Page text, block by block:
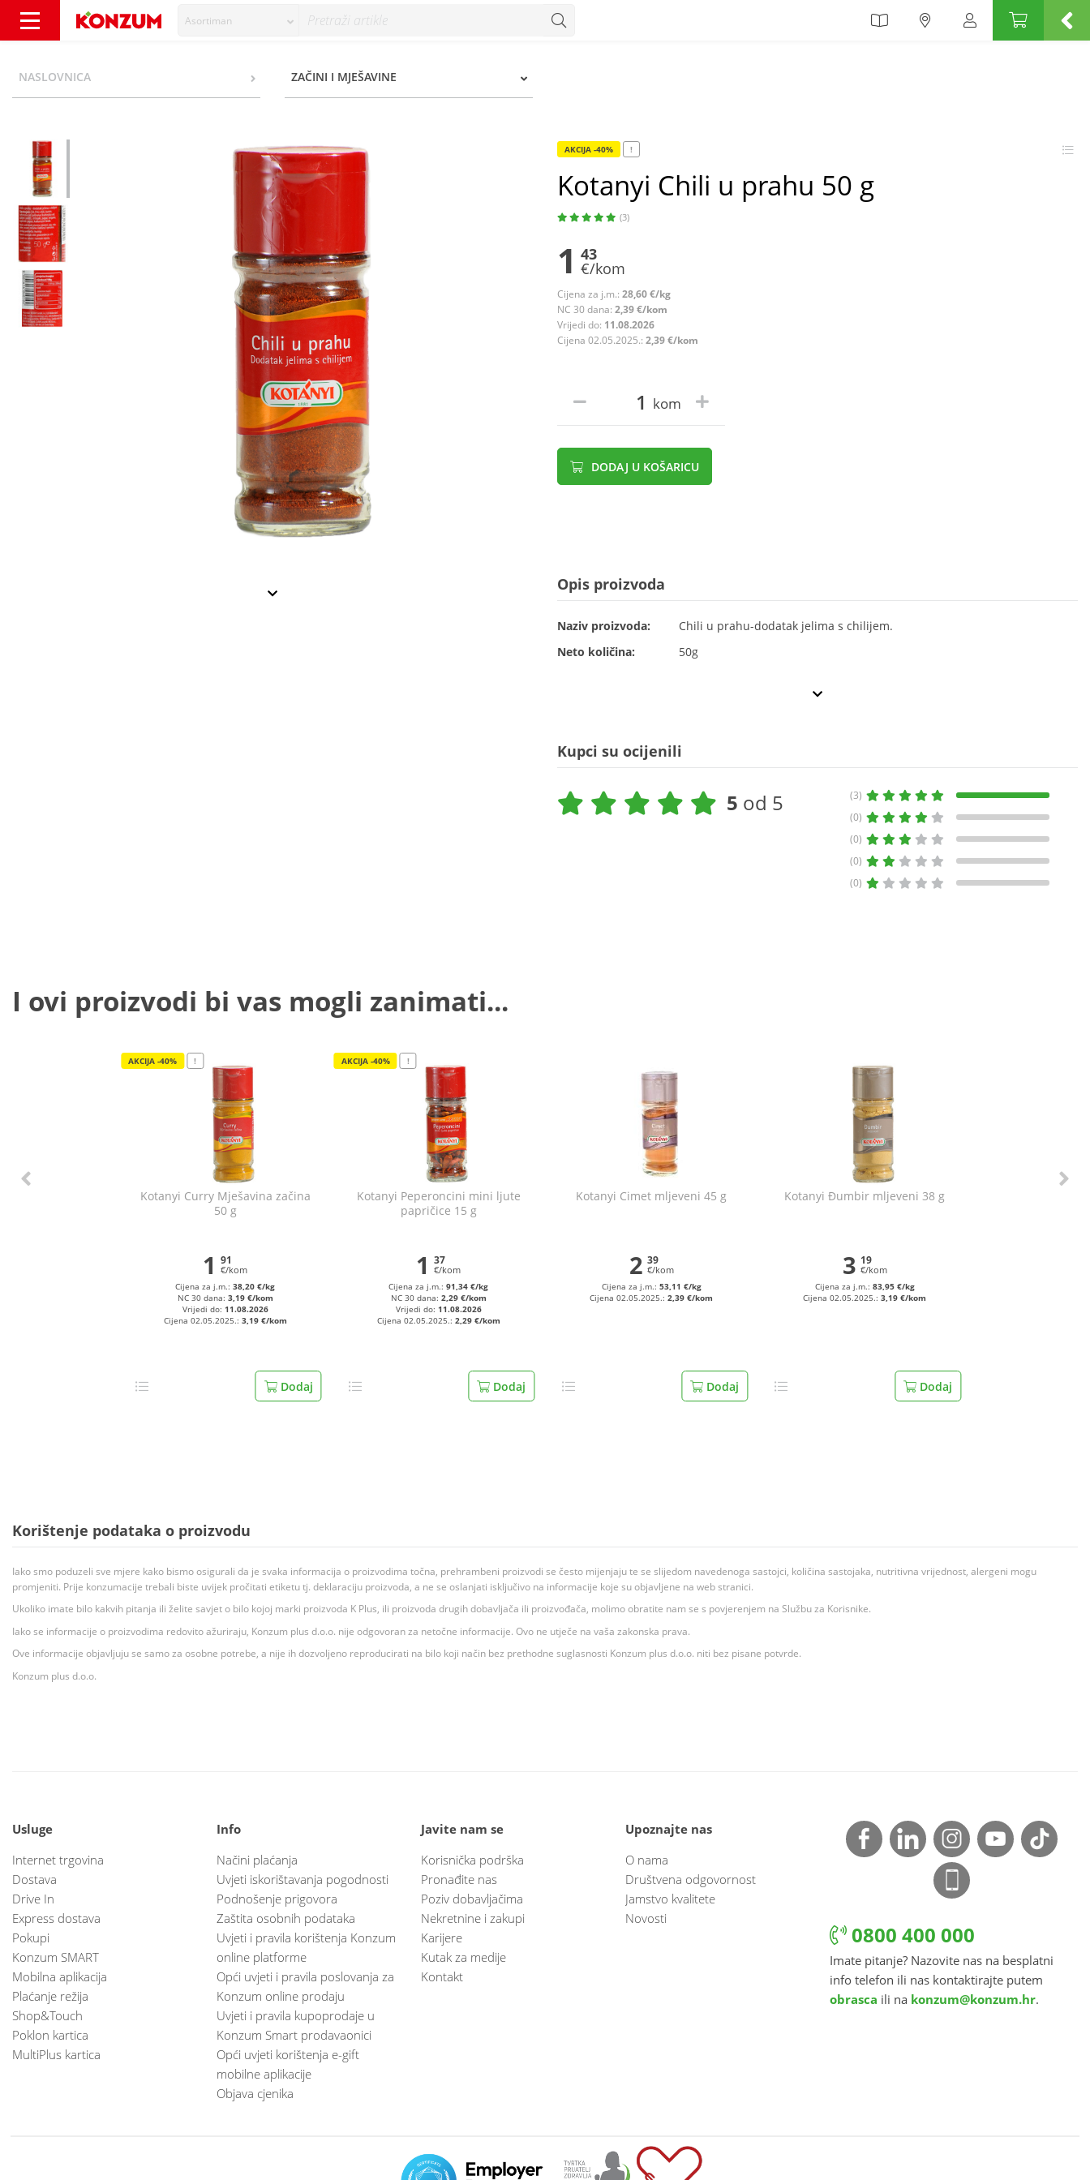
Asortiman
NASLOVNICA ZAČINI I MJEŠAVINE
AKCIJA -40% !
Kotanyi Chili u prahu 50 g
(3)
1 43
€/kom
Cijena za j.m.: 28,60 €/kg
NC 30 dana: 2,39 €/kom
Vrijedi do: 11.08.2026
Cijena 02.05.2025.: 2,39 €/kom
kom
DODAJ U KOŠARICU
Opis proizvoda
Naziv proizvoda:
Chili u prahu-dodatak jelima s chilijem.
Neto količina:
50g
Kupci su ocijenili
5 od 5
(3)
(0)
(0)
(0)
(0)
I ovi proizvodi bi vas mogli zanimati...
AKCIJA -40% !
Kotanyi Curry Mješavina začina
50 g
1 91
€/kom
Cijena za j.m.:38,20 €/kg
NC 30 dana: 3,19 €/kom
Vrijedi do: 11.08.2026
Cijena 02.05.2025.: 3,19 €/kom
Dodaj
AKCIJA -40% !
Kotanyi Peperoncini mini ljute
papričice 15 g
1 37
€/kom
Cijena za j.m.:91,34 €/kg
NC 30 dana: 2,29 €/kom
Vrijedi do: 11.08.2026
Cijena 02.05.2025.: 2,29 €/kom
Dodaj
Kotanyi Cimet mljeveni 45 g
2 39
€/kom
Cijena za j.m.: 53,11 €/kg
Cijena 02.05.2025.:2,39 €/kom
Dodaj
Kotanyi Đumbir mljeveni 38 g
3 19
€/kom
Cijena za j.m.: 83,95 €/kg
Cijena 02.05.2025.:3,19 €/kom
Dodaj
Korištenje podataka o proizvodu
Iako smo poduzeli sve mjere kako bismo osigurali da je svaka informacija o proizvodima točna, prehrambeni proizvodi se često mijenjaju te se slijedom navedenoga sastojci, količina sastojaka, nutritivna vrijednost, alergeni mogu
promjeniti. Prije konzumacije trebali biste uvijek pročitati etiketu tj. deklaraciju proizvoda, a ne se oslanjati isključivo na informacije koje su objavljene na web stranici.
Ukoliko imate bilo kakvih pitanja ili želite savjet o bilo kojoj marki proizvoda K Plus, ili proizvoda drugih dobavljača ili proizvođača, molimo obratite nam se s povjerenjem na Službu za Korisnike.
Iako se informacije o proizvodima redovito ažuriraju, Konzum plus d.o.o. nije odgovoran za netočne informacije. Ovo ne utječe na vaša zakonska prava.
Ove informacije objavljuju se samo za osobne potrebe, a nije ih dozvoljeno reproducirati na bilo koji način bez prethodne suglasnosti Konzum plus d.o.o. niti bez pisane potvrde.
Konzum plus d.o.o.
Usluge
Internet trgovina
Dostava
Drive In
Express dostava
Pokupi
Konzum SMART
Mobilna aplikacija
Plaćanje režija
Shop&Touch
Poklon kartica
MultiPlus kartica
Info
Načini plaćanja
Uvjeti iskorištavanja pogodnosti
Podnošenje prigovora
Zaštita osobnih podataka
Uvjeti i pravila korištenja Konzum
online platforme
Opći uvjeti i pravila poslovanja za
Konzum online prodaju
Uvjeti i pravila kupoprodaje u
Konzum Smart prodavaonici
Opći uvjeti korištenja e-gift
mobilne aplikacije
Objava cjenika
Javite nam se
Korisnička podrška
Pronađite nas
Poziv dobavljačima
Nekretnine i zakupi
Karijere
Kutak za medije
Kontakt
Upoznajte nas
O nama
Društvena odgovornost
Jamstvo kvalitete
Novosti
0800 400 000
Imate pitanje? Nazovite nas na besplatni
info telefon ili nas kontaktirajte putem
obrasca ili na konzum@konzum.hr.